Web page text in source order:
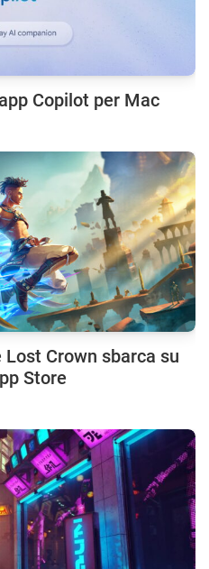
Copilot per Mac
Crown sbarca su
Store